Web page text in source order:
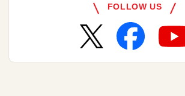
FOLLOW US